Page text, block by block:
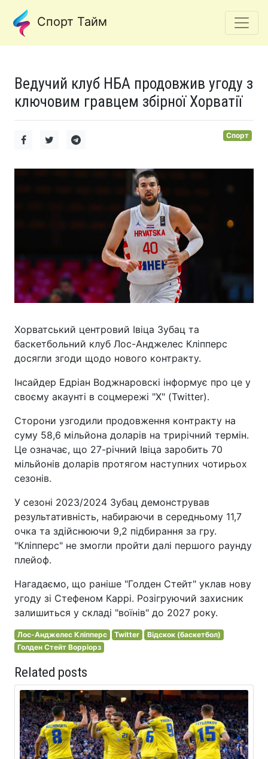
Спорт Тайм
Ведучий клуб НБА продовжив угоду з
ключовим гравцем збірної Хорватії
Спорт
Хорватський центровий Івіца Зубац та
баскетбольний клуб Лос-Анджелес Кліпперс
досягли згоди щодо нового контракту.
Інсайдер Едріан Воджнаровскі інформує про це у
своєму акаунті в соцмережі "Х" (Twitter).
Сторони узгодили продовження контракту на
суму 58,6 мільйона доларів на трирічний термін.
Це означає, що 27-річний Івіца заробить 70
мільйонів доларів протягом наступних чотирьох
сезонів.
У сезоні 2023/2024 Зубац демонстрував
результативність, набираючи в середньому 11,7
очка та здійснюючи 9,2 підбирання за гру.
"Кліпперс" не змогли пройти далі першого раунду
плейоф.
Нагадаємо, що раніше "Голден Стейт" уклав нову
угоду зі Стефеном Каррі. Розігруючий захисник
залишиться у складі "воїнів" до 2027 року.
Лос-Анджелес Кліпперс Twitter
Відскок (баскетбол)
Голден Стейт Ворріорз
Related posts